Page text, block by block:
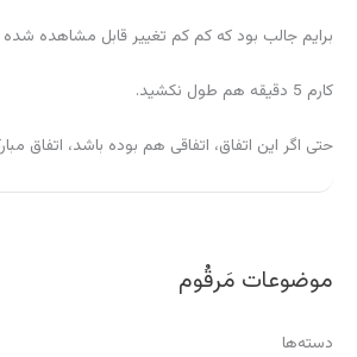
برایم جالب بود که کم کم تغییر قابل مشاهده
کارم 5 دقیقه هم طول نکشید.
حتی اگر این اتفاق، اتفاقی هم بوده باشد، اتفاق
موضوعات مَرقُوم
دسته‌ها